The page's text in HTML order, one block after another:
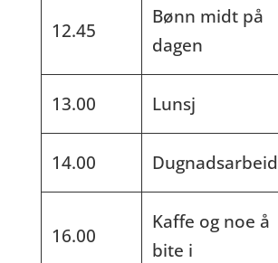
12.45
Bønn midt på
dagen
13.00 Lunsj
14.00 Dugnadsarbeid
16.00
Kaffe og noe å
bite i